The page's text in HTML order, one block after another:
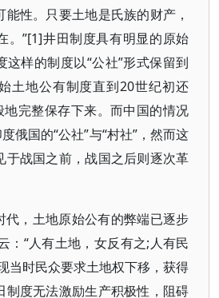
性。只要土地是氏族的财产，
。”[1]井田制度具有明显的原始
这样的制度以“公社”形式保留到
土地公有制度直到20世纪初还
地完整保存下来。而中国的情况
俄国的“公社”与“村社”，然而这
于战国之前，战国之后则逐次革
代，土地原始公有的弊端已逐步
：“人有土地，女反有之;人有民
当时民众要求土地权下移，获得
制度无法激励生产积极性，阻碍